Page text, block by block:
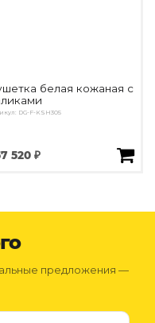
белая кожаная с
DG-F-KSH305
520 ₽
предложения —